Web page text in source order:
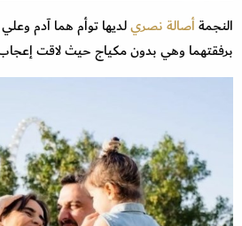
النجمةأصالة نصريلديها توأم هما آدم
برفقتهما وهي بدون مكياج حيث لاقت إعجاب